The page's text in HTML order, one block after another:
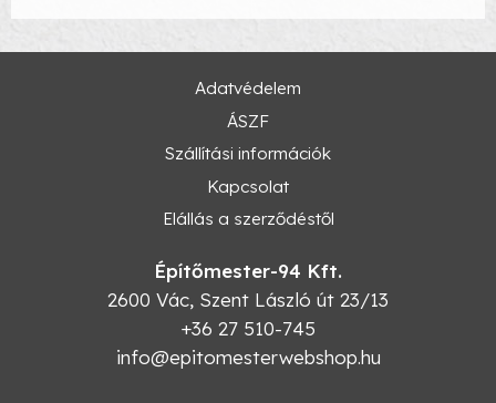
Adatvédelem
ÁSZF
Szállítási információk
Kapcsolat
Elállás a szerződéstől
Építőmester-94 Kft.
2600 Vác, Szent László út 23/13
+36 27 510-745
info@epitomesterwebshop.hu